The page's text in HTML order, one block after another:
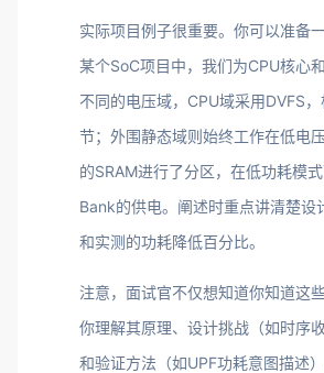
实际项目例子很重要。你可以准备
某个SoC项目中，我们为CPU核心
不同的电压域，CPU域采用DVFS
节；外围静态域则始终工作在低电
的SRAM进行了分区，在低功耗模
Bank的供电。阐述时重点讲清楚设
和实测的功耗降低百分比。
注意，面试官不仅想知道你知道这
你理解其原理、设计挑战（如时序
和验证方法（如UPF功耗意图描述